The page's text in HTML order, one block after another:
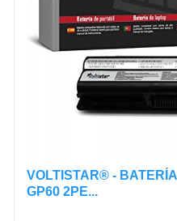
VOLTISTAR® -
GP60 2PE...